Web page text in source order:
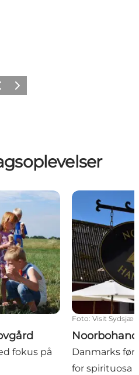
Næste
fokus på
Foto: Visit
Danmarks
for spirituosa